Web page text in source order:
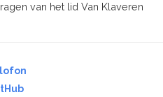
van het lid Van Klaveren